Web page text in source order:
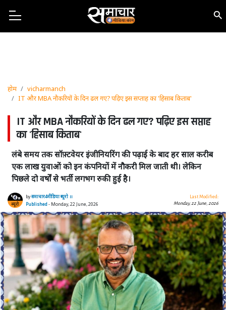
होम
vicharmanch
IT और MBA नौकरियों के दिन ढल गए? पढ़िए इस सप्ताह का 'हिसाब किताब'
IT और MBA नौकरियों के दिन ढल गए? पढ़िए इस सप्ताह
का 'हिसाब किताब'
लंबे समय तक सॉफ़्टवेयर इंजीनियरिंग की पढ़ाई के बाद हर साल करीब
एक लाख युवाओं को इन कंपनियों में नौकरी मिल जाती थी। लेकिन
पिछले दो वर्षों से भर्ती लगभग रुकी हुई है।
byसमाचार4मीडिया ब्यूरो ।।
Published- Monday, 22 June, 2026
Last Modified:
Monday, 22 June, 2026